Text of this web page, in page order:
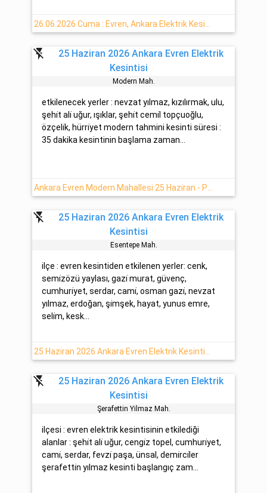
flash_off
25 Haziran 2026 Ankara Evren Elektrik
Kesintisi
Modern Mah.
etkilenecek yerler : nevzat yılmaz, kızılırmak, ulu,
şehi̇t ali̇ uğur, ışıklar, şehi̇t cemi̇l topçuoğlu,
özçeli̇k, hürri̇yet modern tahmini kesinti süresi :
35 dakika kesintinin başlama zaman...
flash_off
25 Haziran 2026 Ankara Evren Elektrik
Kesintisi
Esentepe Mah.
ilçe : evren kesintiden etkilenen yerler: cenk,
semi̇zözü yaylası, gazi̇ murat, güvenç,
cumhuri̇yet, serdar, cami̇, osman gazi̇, nevzat
yılmaz, erdoğan, şi̇mşek, hayat, yunus emre,
seli̇m, kesk...
flash_off
25 Haziran 2026 Ankara Evren Elektrik
Kesintisi
Şerafetti̇n Yilmaz Mah.
ilçesi : evren elektrik kesintisinin etkilediği
alanlar : şehi̇t ali̇ uğur, cengi̇z topel, cumhuri̇yet,
cami̇, serdar, fevzi̇ paşa, ünsal, demi̇rci̇ler
şerafetti̇n yılmaz kesinti başlangıç zam...